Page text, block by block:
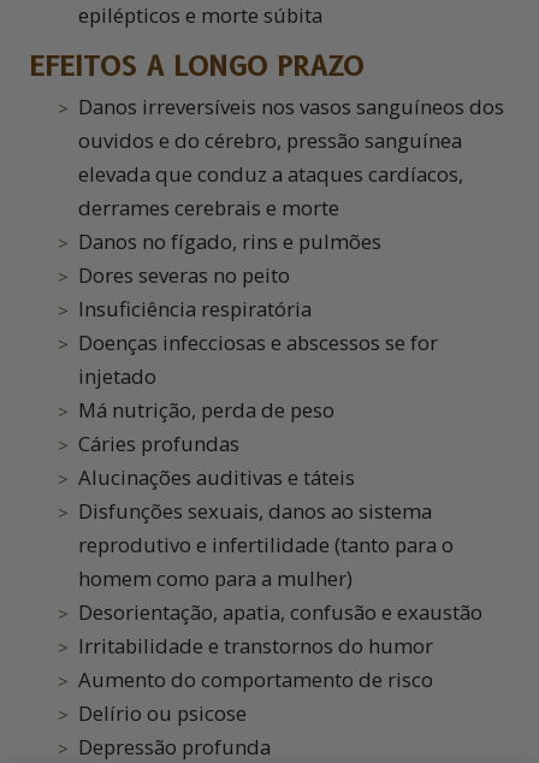
epilépticos e morte súbita
EFEITOS A LONGO PRAZO
Danos irreversíveis nos vasos sanguíneos dos
ouvidos e do cérebro, pressão sanguínea
elevada que conduz a ataques cardíacos,
derrames cerebrais e morte
Danos no fígado, rins e pulmões
Dores severas no peito
Insuficiência respiratória
Doenças infecciosas e abscessos se for
injetado
Má nutrição, perda de peso
Cáries profundas
Alucinações auditivas e táteis
Disfunções sexuais, danos ao sistema
reprodutivo e infertilidade (tanto para o
homem como para a mulher)
Desorientação, apatia, confusão e exaustão
Irritabilidade e transtornos do humor
Aumento do comportamento de risco
Delírio ou psicose
Depressão profunda